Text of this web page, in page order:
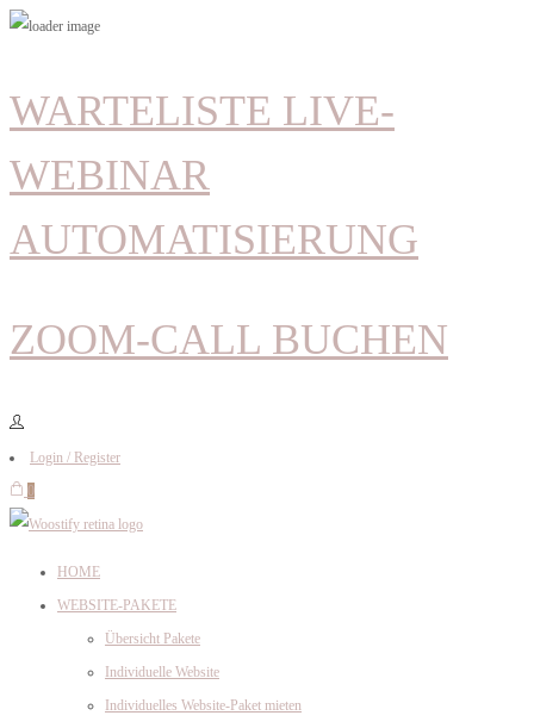
WARTELISTE LIVE-
WEBINAR
AUTOMATISIERUNG
ZOOM-CALL BUCHEN
Login / Register
0
HOME
WEBSITE-PAKETE
Übersicht Pakete
Individuelle Website
Individuelles Website-Paket mieten